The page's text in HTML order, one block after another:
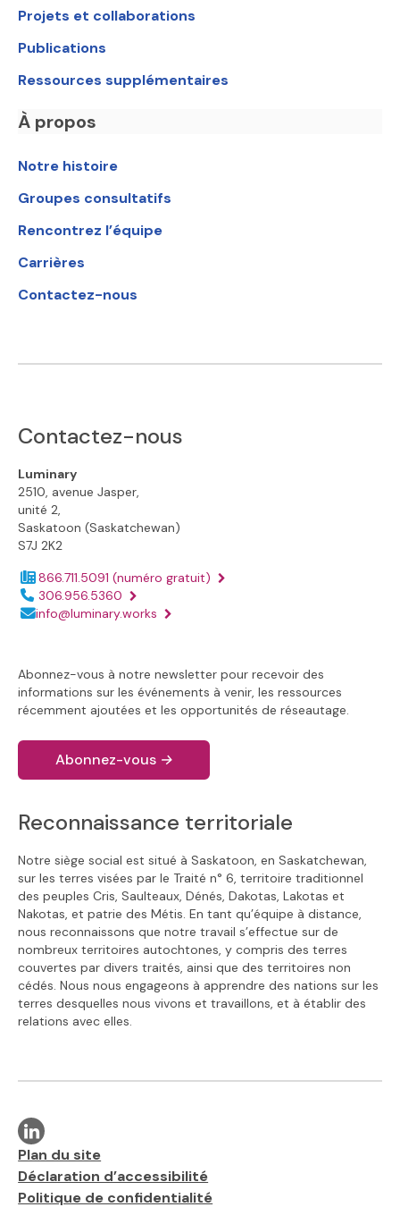
Projets et collaborations
Publications
Ressources supplémentaires
À propos
Notre histoire
Groupes consultatifs
Rencontrez l’équipe
Carrières
Contactez-nous
Contactez-nous
Luminary
2510, avenue Jasper,
unité 2,
Saskatoon (Saskatchewan)
S7J 2K2
866.711.5091 (numéro gratuit)
Numéro de téléphone :
306.956.5360
Adresse électronique :
info@luminary.works
Abonnez-vous à notre newsletter pour recevoir des
informations sur les événements à venir, les ressources
récemment ajoutées et les opportunités de réseautage.
Abonnez-vous →
Reconnaissance territoriale
Notre siège social est situé à Saskatoon, en Saskatchewan,
sur les terres visées par le Traité n° 6, territoire traditionnel
des peuples Cris, Saulteaux, Dénés, Dakotas, Lakotas et
Nakotas, et patrie des Métis. En tant qu’équipe à distance,
nous reconnaissons que notre travail s’effectue sur de
nombreux territoires autochtones, y compris des terres
couvertes par divers traités, ainsi que des territoires non
cédés. Nous nous engageons à apprendre des nations sur les
terres desquelles nous vivons et travaillons, et à établir des
relations avec elles.
Visit our linkedin page
Liens supplémentaires
Plan du site
Déclaration d’accessibilité
Politique de confidentialité